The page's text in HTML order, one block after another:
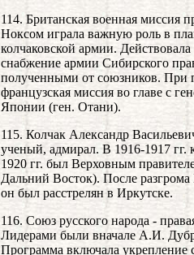
114. Британская военная миссия
Ноксом играла важную роль в
колчаковской армии.
снабжение армии Сибирского
полученными от союзников. При
французская миссия во главе с
Японии (ген. Отани).
115. Колчак Александр
ученый, адмирал. В 1916-1917
1920 гг. был Верховным
Дальний Восток). После
он был расстрелян в Иркутске.
116. Союз русского народа -
Лидерами были вначале А.И.
Программа включала